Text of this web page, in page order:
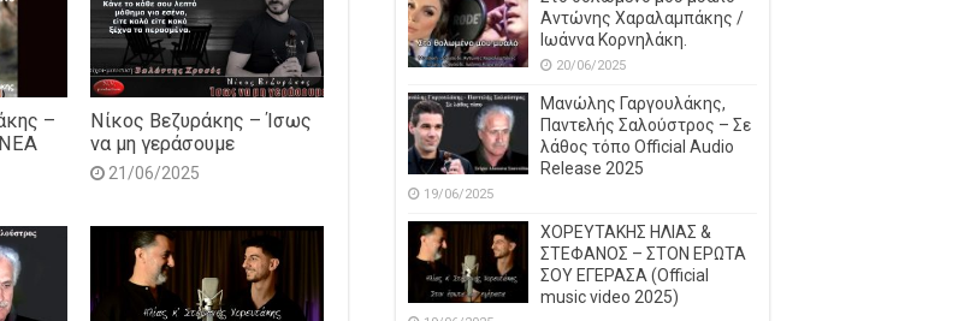
–
Νίκος Βεζυράκης – Ίσως
να μη γεράσουμε
21/06/2025
Αντώνης Χαραλαμπάκης /
Ιωάννα Κορνηλάκη.
20/06/2025
Μανώλης Γαργουλάκης,
Παντελής Σαλούστρος – Σε
λάθος τόπο Official Audio
Release 2025
19/06/2025
ΧΟΡΕΥΤΑΚΗΣ ΗΛΙΑΣ &
ΣΤΕΦΑΝΟΣ – ΣΤΟΝ ΕΡΩΤΑ
ΣΟΥ ΕΓΕΡΑΣΑ (Official
music video 2025)